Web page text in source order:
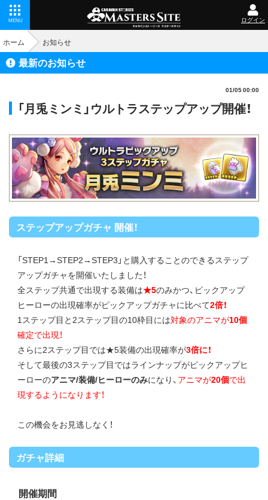
MENU ログイン
ホーム お知らせ
最新のお知らせ
01/05 00:00
「月兎ミンミ」ウルトラステップアップ開催！
ステップアップガチャ 開催！
「STEP1→STEP2→STEP3」と購入することのできるステップ
アップガチャを開催いたしました！
全ステップ共通で出現する装備は★5のみかつ、ピックアップ
ヒーローの出現確率がピックアップガチャに比べて2倍！
1ステップ目と2ステップ目の10枠目には対象のアニマが10個
確定で出現！
さらに2ステップ目では★5装備の出現確率が3倍に！
そして最後の3ステップ目ではラインナップがピックアップヒ
ーローのアニマ/装備/ヒーローのみになり、 アニマが20個で出
現するようになります！
この機会をお見逃しなく！
ガチャ詳細
開催期間